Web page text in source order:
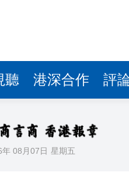
聽 港深合作 評
年 08月07日 星期五